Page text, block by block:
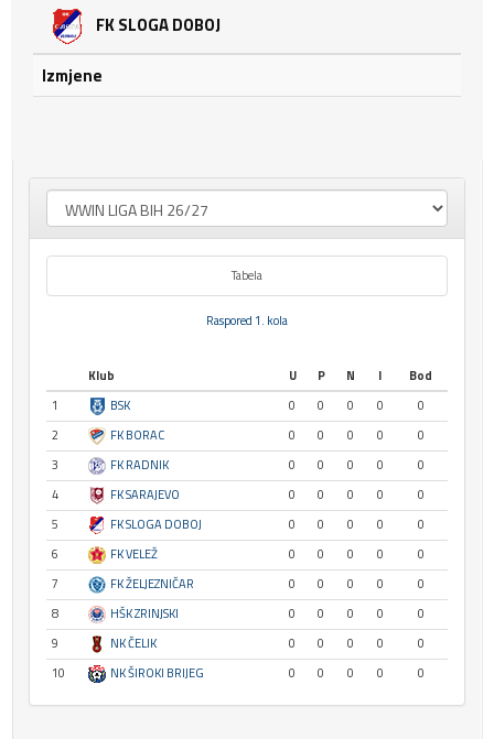
FK SLOGA DOBOJ
Izmjene
Tabela
Raspored 1. kola
Klub U P N I
Bod
1
BSK 0 0 0 0
0
2
FK BORAC 0 0 0 0
0
3
FK RADNIK 0 0 0 0
0
4
FK SARAJEVO 0 0 0 0
0
5
FK SLOGA DOBOJ 0 0 0 0
0
6
FK VELEŽ 0 0 0 0
0
7
FK ŽELJEZNIČAR 0 0 0 0
0
8
HŠK ZRINJSKI 0 0 0 0
0
9
NK ČELIK 0 0 0 0
0
10
NK ŠIROKI BRIJEG 0 0 0 0 0